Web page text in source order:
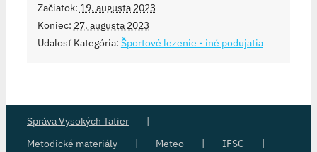
Začiatok: 19. augusta 2023
Koniec: 27. augusta 2023
Udalosť Kategória: Športové lezenie - iné podujatia
Správa Vysokých Tatier
Metodické materiály
Meteo IFSC